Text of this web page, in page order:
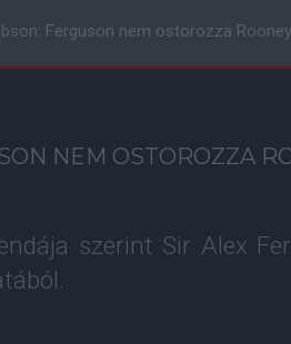
Ferguson nem ostorozza
NEM OSTOROZZA
szerint Sir Alex